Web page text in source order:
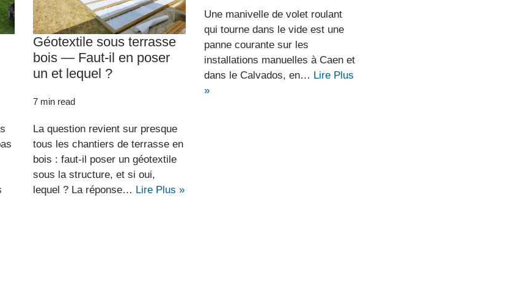
Géotextile sous terrasse
bois — Faut-il en poser
un et lequel ?
7 min read
La question revient sur presque
tous les chantiers de terrasse en
bois : faut-il poser un géotextile
sous la structure, et si oui,
lequel ? La réponse… Lire Plus »
Une manivelle de volet roulant
qui tourne dans le vide est une
panne courante sur les
installations manuelles à Caen et
dans le Calvados, en… Lire Plus
»